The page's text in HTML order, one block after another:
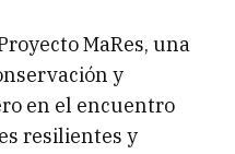
MaRes, una
y
en el encuentro
resilientes y